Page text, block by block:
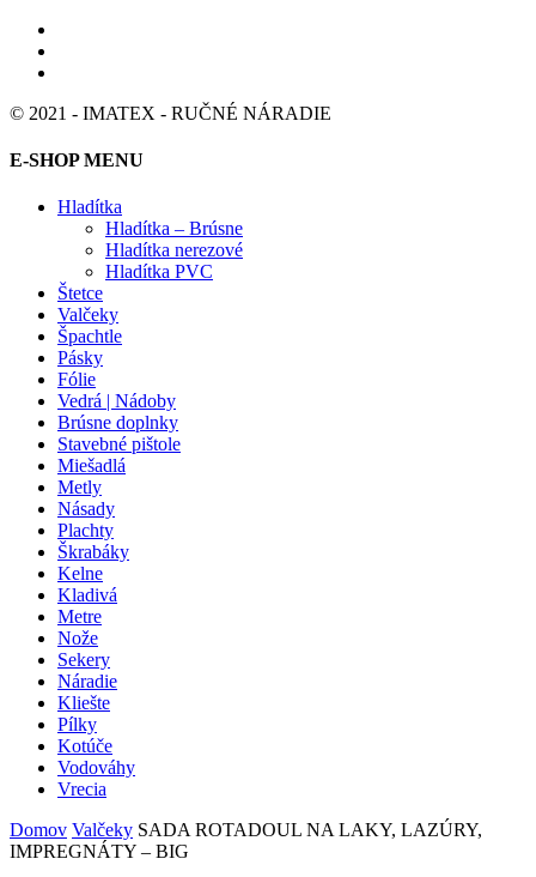
© 2021 - IMATEX - RUČNÉ NÁRADIE
E-SHOP MENU
Hladítka
Hladítka – Brúsne
Hladítka nerezové
Hladítka PVC
Štetce
Valčeky
Špachtle
Pásky
Fólie
Vedrá | Nádoby
Brúsne doplnky
Stavebné pištole
Miešadlá
Metly
Násady
Plachty
Škrabáky
Kelne
Kladivá
Metre
Nože
Sekery
Náradie
Kliešte
Pílky
Kotúče
Vodováhy
Vrecia
Domov Valčeky SADA ROTADOUL NA LAKY, LAZÚRY,
IMPREGNÁTY – BIG